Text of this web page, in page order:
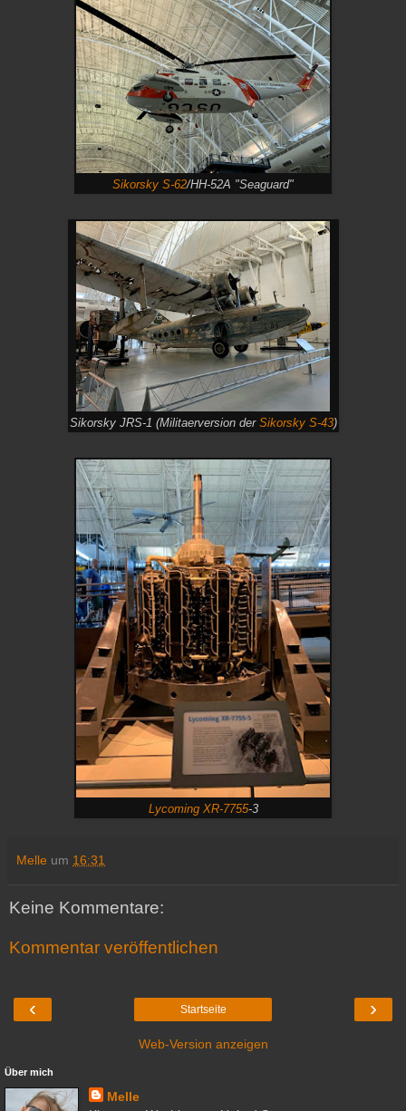
Sikorsky S-62/HH-52A "Seaguard"
Sikorsky JRS-1 (Militaerversion der Sikorsky S-43)
Lycoming XR-7755-3
Melle um 16:31
Keine Kommentare:
Kommentar veröffentlichen
‹ ›
Startseite
Web-Version anzeigen
Über mich
Melle